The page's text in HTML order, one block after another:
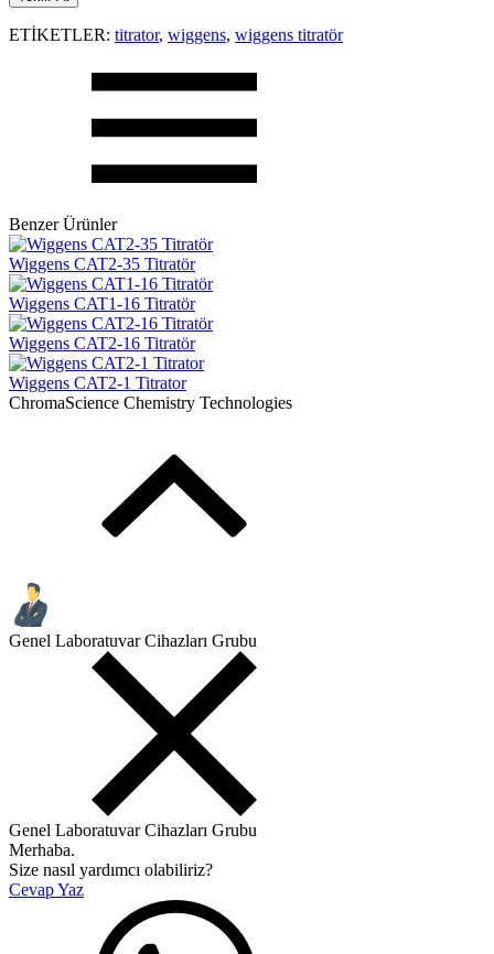
ETİKETLER: titrator, wiggens, wiggens titratör
Benzer Ürünler
Wiggens CAT2-35 Titratör
Wiggens CAT1-16 Titratör
Wiggens CAT2-16 Titratör
Wiggens CAT2-1 Titrator
ChromaScience Chemistry Technologies
Genel Laboratuvar Cihazları Grubu
Genel Laboratuvar Cihazları Grubu
Merhaba.
Size nasıl yardımcı olabiliriz?
Cevap Yaz